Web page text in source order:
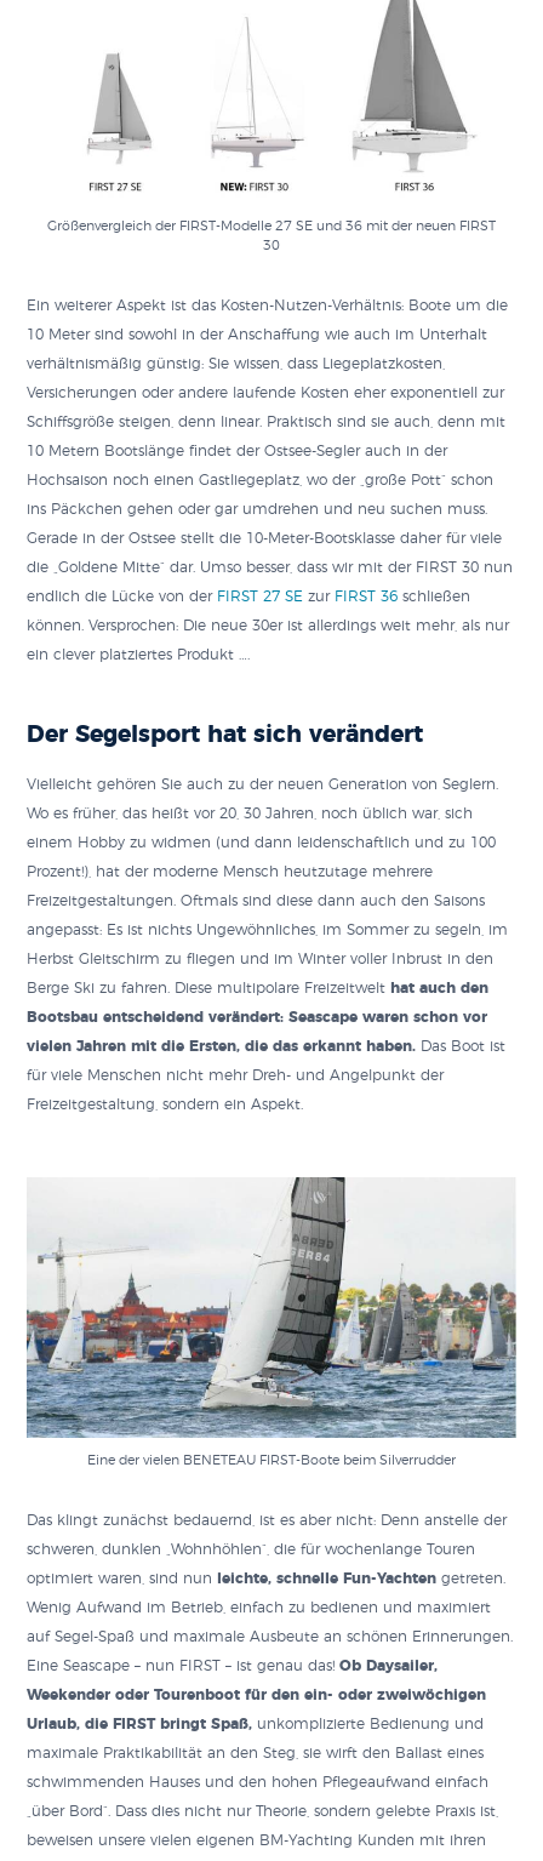
Größenvergleich der FIRST-Modelle 27 SE und 36 mit der neuen FIRST
30
Ein weiterer Aspekt ist das Kosten-Nutzen-Verhältnis: Boote um die
10 Meter sind sowohl in der Anschaffung wie auch im Unterhalt
verhältnismäßig günstig: Sie wissen, dass Liegeplatzkosten,
Versicherungen oder andere laufende Kosten eher exponentiell zur
Schiffsgröße steigen, denn linear. Praktisch sind sie auch, denn mit
10 Metern Bootslänge findet der Ostsee-Segler auch in der
Hochsaison noch einen Gastliegeplatz, wo der „große Pott“ schon
ins Päckchen gehen oder gar umdrehen und neu suchen muss.
Gerade in der Ostsee stellt die 10-Meter-Bootsklasse daher für viele
die „Goldene Mitte“ dar. Umso besser, dass wir mit der FIRST 30 nun
endlich die Lücke von der FIRST 27 SE zur FIRST 36 schließen
können. Versprochen: Die neue 30er ist allerdings weit mehr, als nur
ein clever platziertes Produkt ….
Der Segelsport hat sich verändert
Vielleicht gehören Sie auch zu der neuen Generation von Seglern.
Wo es früher, das heißt vor 20, 30 Jahren, noch üblich war, sich
einem Hobby zu widmen (und dann leidenschaftlich und zu 100
Prozent!), hat der moderne Mensch heutzutage mehrere
Freizeitgestaltungen. Oftmals sind diese dann auch den Saisons
angepasst: Es ist nichts Ungewöhnliches, im Sommer zu segeln, im
Herbst Gleitschirm zu fliegen und im Winter voller Inbrust in den
Berge Ski zu fahren. Diese multipolare Freizeitwelt hat auch den
Bootsbau entscheidend verändert: Seascape waren schon vor
vielen Jahren mit die Ersten, die das erkannt haben.
Das Boot ist
für viele Menschen nicht mehr Dreh- und Angelpunkt der
Freizeitgestaltung, sondern ein Aspekt.
Eine der vielen BENETEAU FIRST-Boote beim Silverrudder
Das klingt zunächst bedauernd, ist es aber nicht: Denn anstelle der
schweren, dunklen „Wohnhöhlen“, die für wochenlange Touren
optimiert waren, sind nun
leichte, schnelle Fun-Yachten getreten.
Wenig Aufwand im Betrieb, einfach zu bedienen und maximiert
auf Segel-Spaß und maximale Ausbeute an schönen Erinnerungen.
Eine Seascape – nun FIRST – ist genau das!Ob Daysailer,
Weekender oder Tourenboot für den ein- oder zweiwöchigen
Urlaub, die FIRST bringt Spaß, unkomplizierte Bedienung und
maximale Praktikabilität an den Steg, sie wirft den Ballast eines
schwimmenden Hauses und den hohen Pflegeaufwand einfach
„über Bord“. Dass dies nicht nur Theorie, sondern gelebte Praxis ist,
beweisen unsere vielen eigenen BM-Yachting Kunden mit ihren